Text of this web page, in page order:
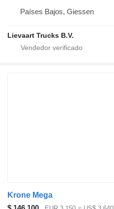
Países Bajos, Giessen
Lievaart Trucks B.V.
Krone Mega